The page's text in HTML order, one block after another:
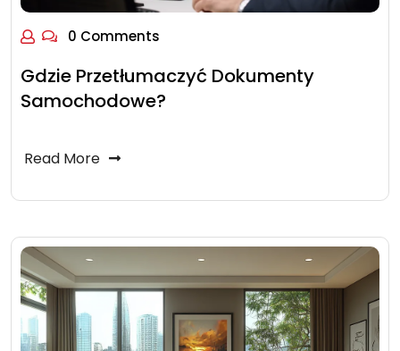
0 Comments
Gdzie Przetłumaczyć Dokumenty
Samochodowe?
Read More